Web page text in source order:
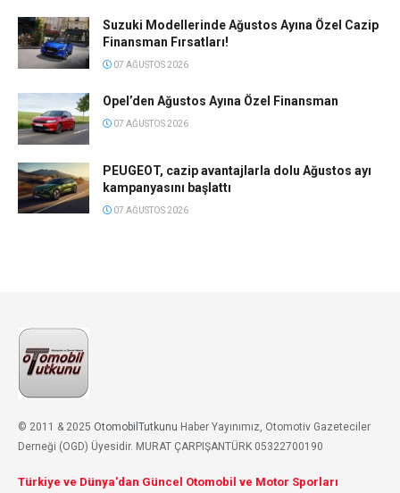
Suzuki Modellerinde Ağustos Ayına Özel Cazip
Finansman Fırsatları!
07 AĞUSTOS 2026
Opel’den Ağustos Ayına Özel Finansman
07 AĞUSTOS 2026
PEUGEOT, cazip avantajlarla dolu Ağustos ayı
kampanyasını başlattı
07 AĞUSTOS 2026
© 2011 & 2025 OtomobilTutkunu Haber Yayınımız, Otomotiv Gazeteciler
Derneği (OGD) Üyesidir. MURAT ÇARPIŞANTÜRK 05322700190
Türkiye ve Dünya'dan Güncel Otomobil ve Motor Sporları